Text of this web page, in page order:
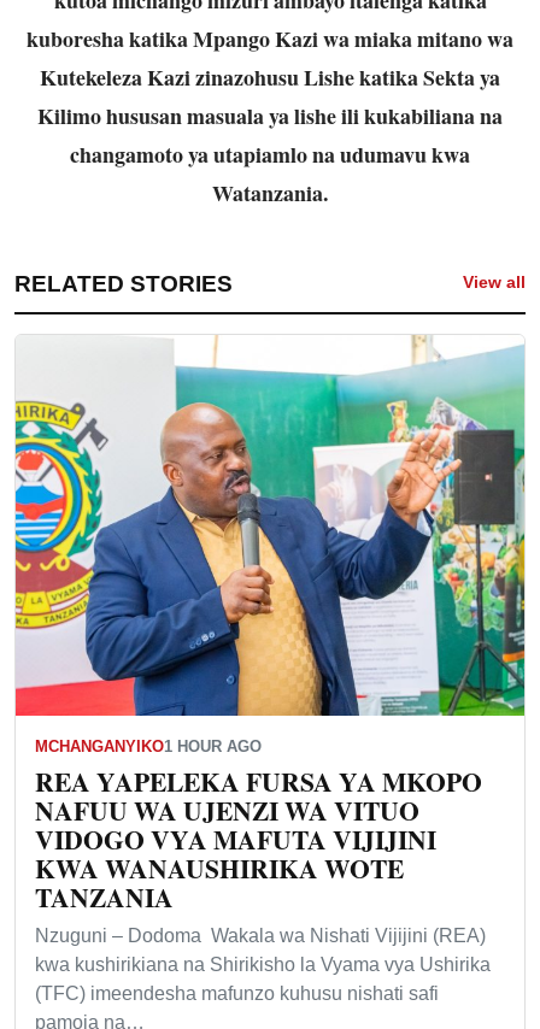
kuboresha katika Mpango Kazi wa miaka mitano wa
Kutekeleza Kazi zinazohusu Lishe katika Sekta ya
Kilimo hususan masuala ya lishe ili kukabiliana na
changamoto ya utapiamlo na udumavu kwa
Watanzania.
RELATED STORIES View all
MCHANGANYIKO1 HOUR AGO
REA YAPELEKA FURSA YA MKOPO
NAFUU WA UJENZI WA VITUO
VIDOGO VYA MAFUTA VIJIJINI
KWA WANAUSHIRIKA WOTE
TANZANIA
Nzuguni – Dodoma Wakala wa Nishati Vijijini (REA)
kwa kushirikiana na Shirikisho la Vyama vya Ushirika
(TFC) imeendesha mafunzo kuhusu nishati safi
pamoja na…